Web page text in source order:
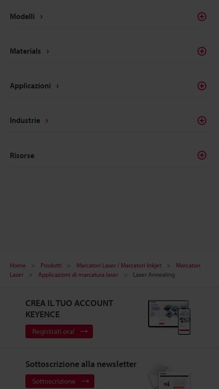
Modelli
Materials
Applicazioni
Industrie
Risorse
Home Prodotti Marcatori Laser / Marcatori Inkjet
Marcatori
Laser
Applicazioni di marcatura laser Laser Annealing
CREA IL TUO ACCOUNT
KEYENCE
Registrati ora!
Sottoscrizione alla newsletter
Sottoscrizione